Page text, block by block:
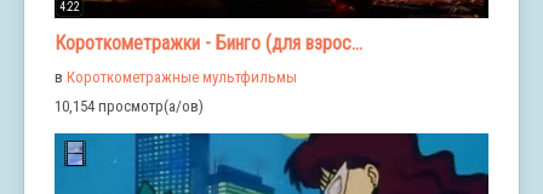
4:22
Короткометражки - Бинго (для взрос...
в Короткометражные мультфильмы
10,154 просмотр(а/ов)